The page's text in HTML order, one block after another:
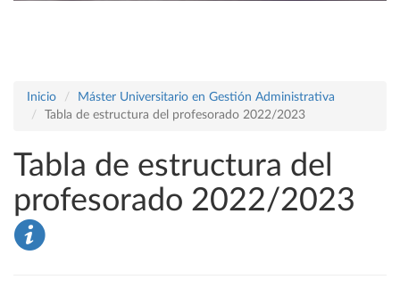
Inicio
Máster Universitario en Gestión Administrativa
Tabla de estructura del profesorado 2022/2023
Tabla de estructura del
profesorado 2022/2023